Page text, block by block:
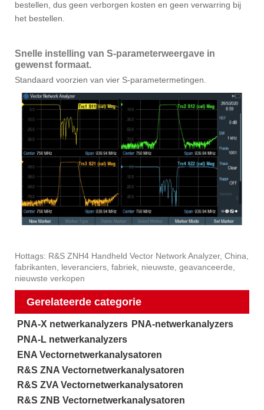
bestellen, dus geen verborgen kosten en geen verwarring bij
het bestellen.
Snelle instelling van S-parameterweergave in
gewenst formaat.
Standaard voorzien van vier S-parametermetingen.
Hottags: R&S ZNH4 Handheld Vector Network Analyzer, China,
fabrikanten, leveranciers, fabriek, nieuwste, geavanceerde,
nieuwste verkopen
Gerelateerde categorie
PNA-X netwerkanalyzers PNA-netwerkanalyzers
PNA-L netwerkanalyzers
ENA Vectornetwerkanalysatoren
R&S ZNA Vectornetwerkanalysatoren
R&S ZVA Vectornetwerkanalysatoren
R&S ZNB Vectornetwerkanalysatoren